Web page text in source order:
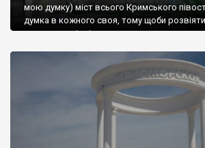
мою думку) міст всього Кримського
думка в кожного своя, тому щоби розвіяти
запрошую відвідати це